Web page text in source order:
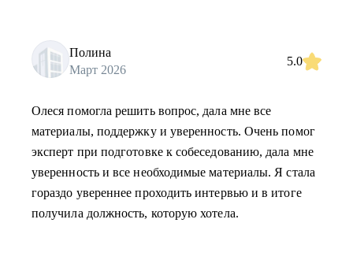
Полина
Март 2026
5.0
Олеся помогла решить вопрос, дала мне все
материалы, поддержку и уверенность. Очень помог
эксперт при подготовке к собеседованию, дала мне
уверенность и все необходимые материалы. Я стала
гораздо увереннее проходить интервью и в итоге
получила должность, которую хотела.